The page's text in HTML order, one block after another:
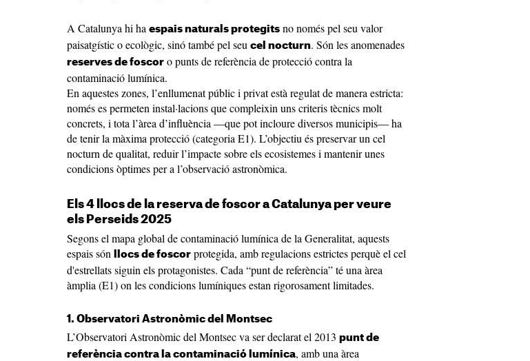
A Catalunya hi ha espais naturals protegits no només pel seu valor
paisatgístic o ecològic, sinó també pel seu cel nocturn. Són les anomenades
reserves de foscor o punts de referència de protecció contra la
contaminació lumínica.
En aquestes zones, l’enllumenat públic i privat està regulat de manera estricta:
només es permeten instal·lacions que compleixin uns criteris tècnics molt
concrets, i tota l’àrea d’influència —que pot incloure diversos municipis— ha
de tenir la màxima protecció (categoria E1). L’objectiu és preservar un cel
nocturn de qualitat, reduir l’impacte sobre els ecosistemes i mantenir unes
condicions òptimes per a l’observació astronòmica.
Els 4 llocs de la reserva de foscor a Catalunya per veure
els Perseids 2025
Segons el mapa global de contaminació lumínica de la Generalitat, aquests
espais són
llocs de foscor protegida, amb regulacions estrictes perquè el cel
d'estrellats siguin els protagonistes. Cada “punt de referència” té una àrea
àmplia (E1) on les condicions lumíniques estan rigorosament limitades.
1. Observatori Astronòmic del Montsec
L’Observatori Astronòmic del Montsec va ser declarat el 2013 punt de
referència contra la contaminació lumínica, amb una àrea